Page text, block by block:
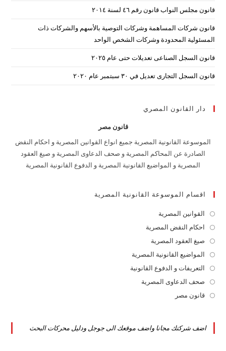
قانون مجلس النواب قانون رقم ٤٦ لسنة ٢٠١٤
قانون شركات المساهمة وشركات التوصية بالأسهم والشركات ذات
المسئولية المحدودة وشركات الشخص الواحد
قانون السجل الصناعى تعديلات حتى عام ٢٠٢٥
قانون السجل التجارى تعديل في ٣٠ سبتمبر عام ٢٠٢٠
دار القانون المصري
قانون مصر
الموسوعة القانونية المصرية جميع انواع القوانين المصرية و احكام النقض
الصادرة عن المحاكم المصرية و صحف الدعاوى المصرية و صيغ العقود
المصرية و المواضيع القانونية المصرية و الدفوع القانونية المصرية
اقسام الموسوعة القانونية المصرية
القوانين المصرية
in
a
new
tab
احكام النقض المصرية
a
new
صيغ العقود المصرية
in
a
new
المواضيع القانونية المصرية
inالتعريفات و الدفوع القانونية
صحف الدعاوى المصرية
tab
قانون مصر
new
اضف شركتك مجانا واضف موقعك الى جوجل ودليل محركات البحث